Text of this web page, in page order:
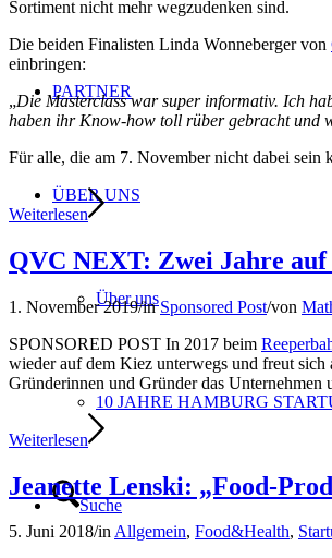
PARTNER
ÜBER UNS
Über uns
10 JAHRE HAMBURG
Suche
Sortiment nicht mehr wegzudenken sind.
Die beiden Finalisten Linda Wonneberger von
einbringen:
„Die Masterclass war super informativ. Ich
haben ihr Know-how toll rüber gebracht und
Für alle, die am 7. November nicht dabei sein
Weiterlesen
QVC NEXT: Zwei Jahre
1. November 2019/inSponsored Post/von
SPONSORED POST In 2017 beim
wieder auf dem Kiez unterwegs und freut
Gründerinnen und Gründer das Unternehmen
Weiterlesen
Jeanette Lenski: „Food-
5. Juni 2018/inAllgemein, Food&Health,